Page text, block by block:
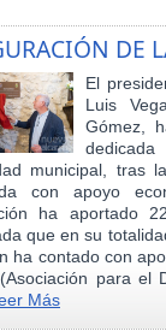
DE
El
Luis
Gómez,
municipal, tras
con apoyo
ha aportado
que en su
ha contado con
para el
Más